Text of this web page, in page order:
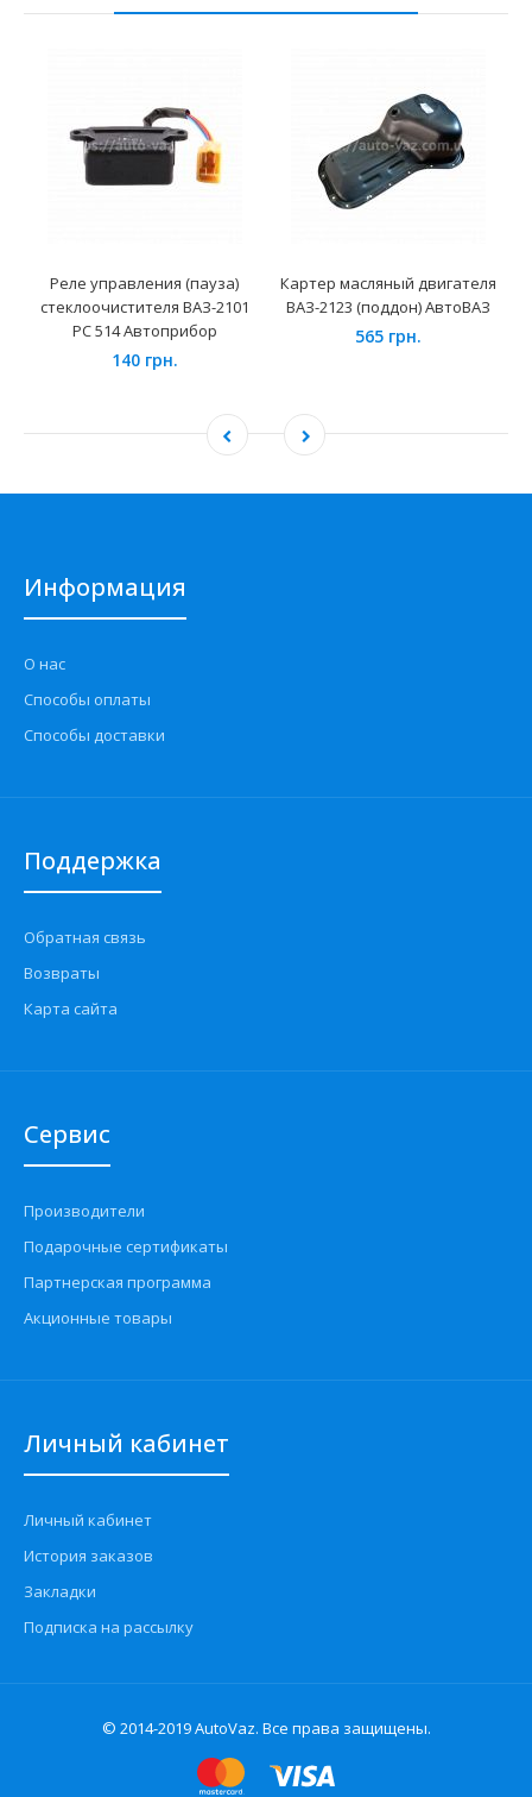
Реле управления (пауза)
стеклоочистителя ВАЗ-2101
РС 514 Автоприбор
140 грн.
Картер масляный двигателя
ВАЗ-2123 (поддон) АвтоВАЗ
565 грн.
Информация
О нас
Способы оплаты
Способы доставки
Поддержка
Обратная связь
Возвраты
Карта сайта
Сервис
Производители
Подарочные сертификаты
Партнерская программа
Акционные товары
Личный кабинет
Личный кабинет
История заказов
Закладки
Подписка на рассылку
© 2014-2019 AutoVaz. Все права защищены.